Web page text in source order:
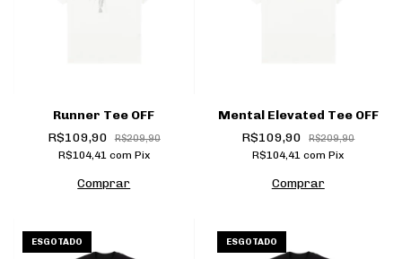
Runner Tee OFF
R$109,90
R$209,90
R$104,41 com Pix
Comprar
Mental Elevated Tee OFF
R$109,90
R$209,90
R$104,41com Pix
Comprar
ESGOTADO ESGOTADO